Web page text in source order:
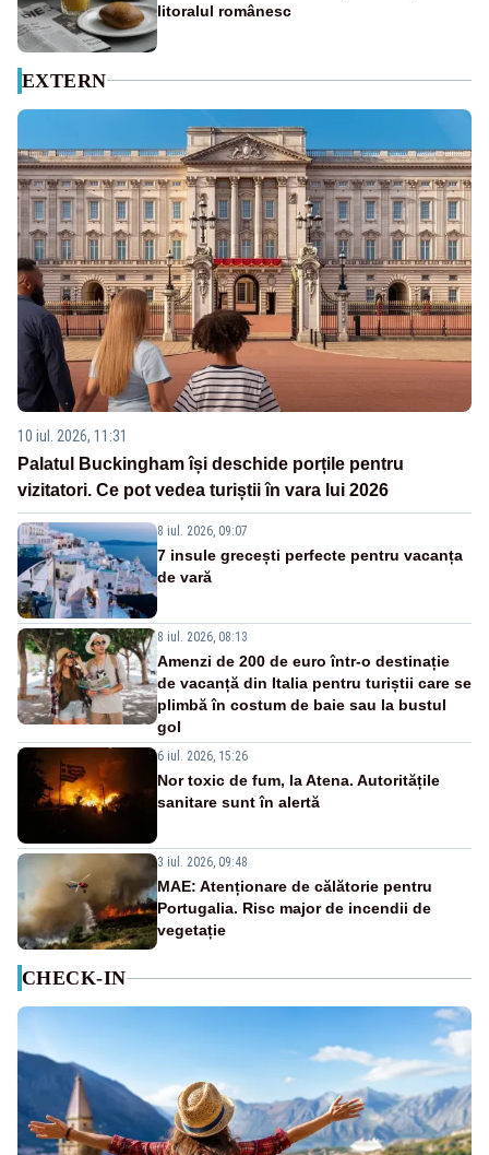
litoralul românesc
EXTERN
10 iul. 2026, 11:31
Palatul Buckingham își deschide porțile pentru
vizitatori. Ce pot vedea turiștii în vara lui 2026
8 iul. 2026, 09:07
7 insule grecești perfecte pentru vacanța
de vară
8 iul. 2026, 08:13
Amenzi de 200 de euro într-o destinație
de vacanță din Italia pentru turiștii care se
plimbă în costum de baie sau la bustul
gol
6 iul. 2026, 15:26
Nor toxic de fum, la Atena. Autoritățile
sanitare sunt în alertă
3 iul. 2026, 09:48
MAE: Atenționare de călătorie pentru
Portugalia. Risc major de incendii de
vegetație
CHECK-IN